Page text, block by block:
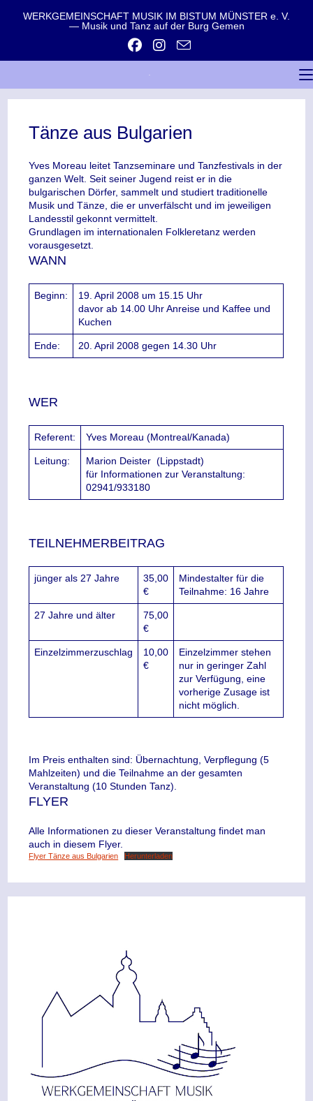
WERKGEMEINSCHAFT MUSIK IM BISTUM MÜNSTER e. V.
— Musik und Tanz auf der Burg Gemen
Tänze aus Bulgarien
Yves Moreau leitet Tanzseminare und Tanzfestivals in der
ganzen Welt. Seit seiner Jugend reist er in die
bulgarischen Dörfer, sammelt und studiert traditionelle
Musik und Tänze, die er unverfälscht und im jeweiligen
Landesstil gekonnt vermittelt.
Grundlagen im internationalen Folkleretanz werden
vorausgesetzt.
WANN
Beginn:
19. April 2008 um 15.15 Uhr
davor ab 14.00 Uhr Anreise und Kaffee und
Kuchen
Ende: 20. April 2008 gegen 14.30 Uhr
WER
Referent: Yves Moreau (Montreal/Kanada)
Leitung: Marion Deister (Lippstadt)
für Informationen zur Veranstaltung:
02941/933180
TEILNEHMERBEITRAG
jünger als 27 Jahre
35,00
€
Mindestalter für die
Teilnahme: 16 Jahre
27 Jahre und älter
75,00
€
Einzelzimmerzuschlag
10,00
€
Einzelzimmer stehen
nur in geringer Zahl
zur Verfügung, eine
vorherige Zusage ist
nicht möglich.
Im Preis enthalten sind: Übernachtung, Verpflegung (5
Mahlzeiten) und die Teilnahme an der gesamten
Veranstaltung (10 Stunden Tanz).
FLYER
Alle Informationen zu dieser Veranstaltung findet man
auch in diesem Flyer.
Flyer Tänze aus Bulgarien Herunterladen